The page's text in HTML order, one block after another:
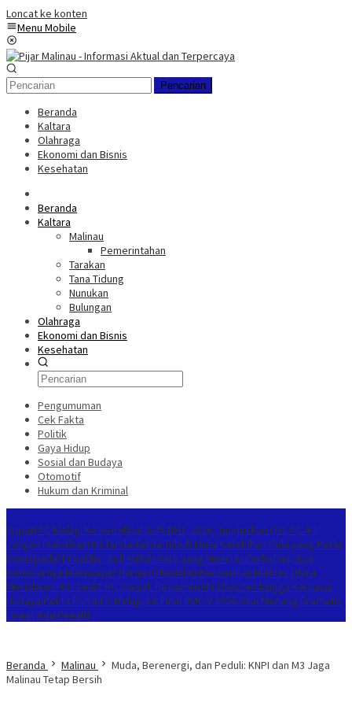
Loncat ke konten
Menu Mobile
Pencarian
Beranda
Kaltara
Olahraga
Ekonomi dan Bisnis
Kesehatan
Beranda
Kaltara
Malinau
Pemerintahan
Tarakan
Tana Tidung
Nunukan
Bulungan
Olahraga
Ekonomi dan Bisnis
Kesehatan
Pengumuman
Cek Fakta
Politik
Gaya Hidup
Sosial dan Budaya
Otomotif
Hukum dan Kriminal
Bupati FC Melaju ke Semifinal U-45 BMC 2026, Tundukkan OTL FC 4-1
Jangan Diabaikan! Ini Tanda-Tanda Tubuh Mulai Kelebihan Gula yang Perlu
Diwaspadai Provider Jadi Istilah Baru yang Mencuri Perhatian, Apa
Sebenarnya Maknanya? Harmoni Kemilau Kecamatan Malinau Utara
Meriahkan HUT ke-81 RI, Diawali Turnamen Mini Soccer hingga Karnaval
Budaya Pelita Putra FC Melaju ke Final BMC V 2026 Usai Menang Dramatis
Lewat Adu Penalti
Beranda Malinau
Muda, Berenergi, dan Peduli: KNPI dan M3 Jaga
Malinau Tetap Bersih